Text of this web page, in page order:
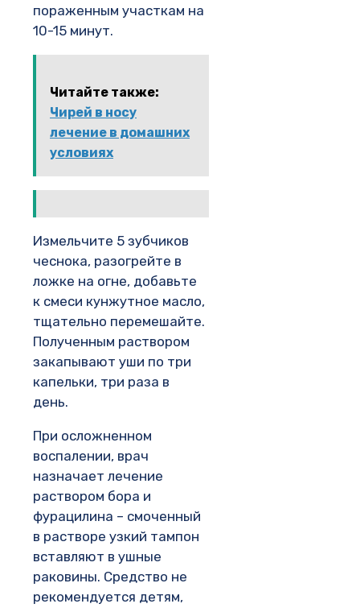
пораженным участкам на
10-15 минут.
Читайте также:
Чирей в носу
лечение в домашних
условиях
Измельчите 5 зубчиков
чеснока, разогрейте в
ложке на огне, добавьте
к смеси кунжутное масло,
тщательно перемешайте.
Полученным раствором
закапывают уши по три
капельки, три раза в
день.
При осложненном
воспалении, врач
назначает лечение
раствором бора и
фурацилина – смоченный
в растворе узкий тампон
вставляют в ушные
раковины. Средство не
рекомендуется детям,